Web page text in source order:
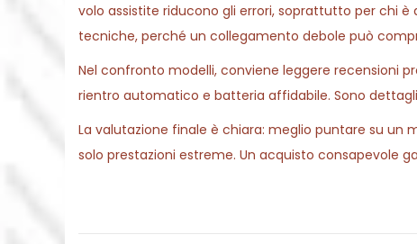
volo assistite riducono gli errori, soprattutto per chi
tecniche, perché un collegamento debole può
Nel confronto modelli, conviene leggere recensioni
rientro automatico e batteria affidabile. Sono
La valutazione finale è chiara: meglio puntare su un
solo prestazioni estreme. Un acquisto consapevole